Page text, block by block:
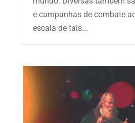
e campanhas de combate
escala de tais...